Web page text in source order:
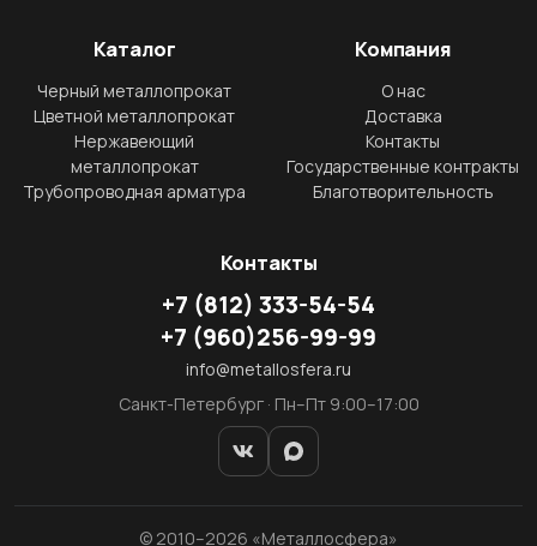
Каталог
Черный металлопрокат
Цветной металлопрокат
Нержавеющий
металлопрокат
Трубопроводная арматура
Компания
О нас
Доставка
Контакты
Государственные контракты
Благотворительность
Контакты
+7 (812) 333-54-54
+7 (960)256-99-99
info@metallosfera.ru
Санкт-Петербург · Пн–Пт 9:00–17:00
© 2010–2026 «Металлосфера»